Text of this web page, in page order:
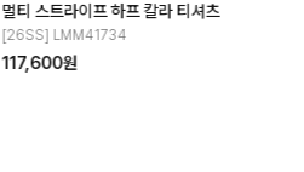
멀티 스트라이프 하프 칼라 티셔츠
[26SS] LMM41731
117,600원